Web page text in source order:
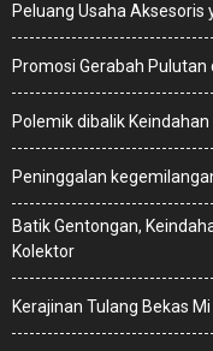
Peluang Usaha Aksesoris
Promosi Gerabah Pulutan
Polemik dibalik
Peninggalan
Batik Gentongan,
Kolektor
Kerajinan Tulang Bekas